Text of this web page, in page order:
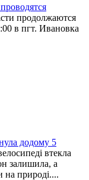
продолжаются
в пгт. Ивановка
додому 5
втекла
залишила, а
на природі....